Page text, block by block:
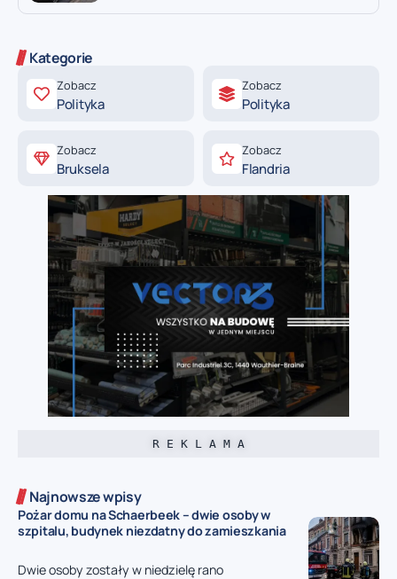
Kategorie
Zobacz
Polityka
Zobacz
Polityka
Zobacz
Bruksela
Zobacz
Flandria
R E K L A M A
Najnowsze wpisy
Pożar domu na Schaerbeek – dwie osoby w
szpitalu, budynek niezdatny do zamieszkania
Dwie osoby zostały w niedzielę rano